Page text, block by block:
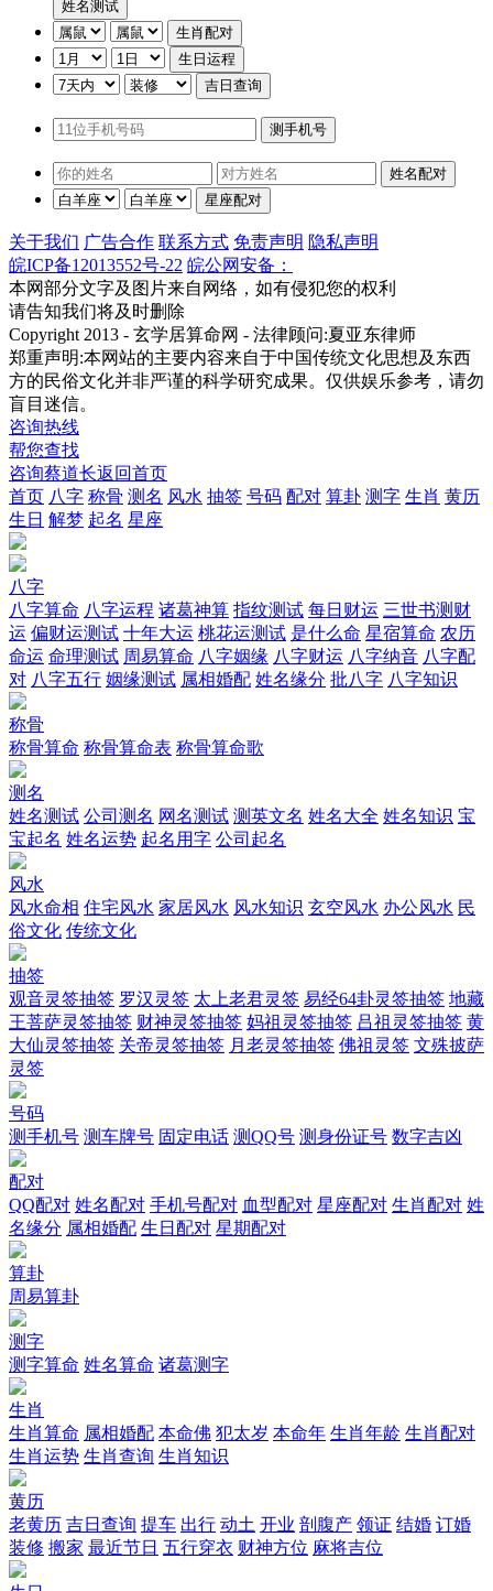
关于我们 广告合作 联系方式 免责声明 隐私声明
皖ICP备12013552号-22 皖公网安备：
本网部分文字及图片来自网络，如有侵犯您的权利
请告知我们将及时删除
Copyright 2013 - 玄学居算命网 - 法律顾问:夏亚东律师
郑重声明:本网站的主要内容来自于中国传统文化思想及东西
方的民俗文化并非严谨的科学研究成果。仅供娱乐参考，请勿
盲目迷信。
咨询热线
帮您查找
咨询蔡道长返回首页
首页 八字 称骨 测名 风水 抽签 号码 配对 算卦 测字 生肖 黄历
生日 解梦 起名 星座
八字
八字算命 八字运程 诸葛神算 指纹测试 每日财运 三世书测财
运 偏财运测试 十年大运 桃花运测试 是什么命 星宿算命 农历
命运 命理测试 周易算命 八字姻缘 八字财运 八字纳音 八字配
对 八字五行 姻缘测试 属相婚配 姓名缘分 批八字 八字知识
称骨
称骨算命 称骨算命表 称骨算命歌
测名
姓名测试 公司测名 网名测试 测英文名 姓名大全 姓名知识 宝
宝起名 姓名运势 起名用字 公司起名
风水
风水命相 住宅风水 家居风水 风水知识 玄空风水 办公风水 民
俗文化 传统文化
抽签
观音灵签抽签 罗汉灵签 太上老君灵签 易经64卦灵签抽签 地藏
王菩萨灵签抽签 财神灵签抽签 妈祖灵签抽签 吕祖灵签抽签 黄
大仙灵签抽签 关帝灵签抽签 月老灵签抽签 佛祖灵签 文殊披萨
灵签
号码
测手机号 测车牌号 固定电话 测QQ号 测身份证号 数字吉凶
配对
QQ配对 姓名配对 手机号配对 血型配对 星座配对 生肖配对 姓
名缘分 属相婚配 生日配对 星期配对
算卦
周易算卦
测字
测字算命 姓名算命 诸葛测字
生肖
生肖算命 属相婚配 本命佛 犯太岁 本命年 生肖年龄 生肖配对
生肖运势 生肖查询 生肖知识
黄历
老黄历 吉日查询 提车 出行 动土 开业 剖腹产 领证 结婚 订婚
装修 搬家 最近节日 五行穿衣 财神方位 麻将吉位